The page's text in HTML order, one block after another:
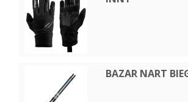
BAZAR NART